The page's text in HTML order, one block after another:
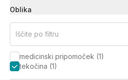
Oblika
Iščite po filtru
medicinski pripomoček (1)
tekočina (1)